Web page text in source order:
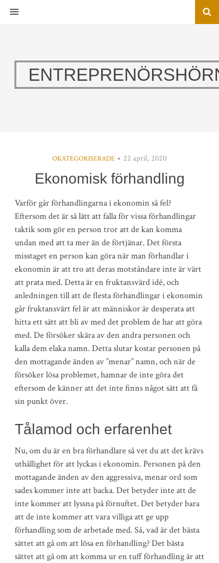
MENU
OKATEGORISERADE 22 april, 2020
Ekonomisk förhandling
Varför går förhandlingarna i ekonomin så fel?
Eftersom det är så lätt att falla för vissa förhandlingar
taktik som gör en person tror att de kan komma
undan med att ta mer än de förtjänar. Det första
misstaget en person kan göra när man förhandlar i
ekonomin är att tro att deras motståndare inte är värt
att prata med. Detta är en fruktansvärd idé, och
anledningen till att de flesta förhandlingar i ekonomin
går fruktansvärt fel är att människor är desperata att
hitta ett sätt att bli av med det problem de har att göra
med. De försöker skära av den andra personen och
kalla dem elaka namn. Detta slutar kostar personen på
den mottagande änden av ”menar” namn, och när de
försöker lösa problemet, hamnar de inte göra det
eftersom de känner att det inte finns något sätt att få
sin punkt över.
Tålamod och erfarenhet
Nu, om du är en bra förhandlare så vet du att det krävs
uthållighet för att lyckas i ekonomin. Personen på den
mottagande änden av den aggressiva, menar ord som
sades kommer inte att backa. Det betyder inte att de
inte kommer att lyssna på förnuftet. Det betyder bara
att de inte kommer att vara villiga att ge upp
förhandling som de arbetade med. Så, vad är det bästa
sättet att gå om att lösa en förhandling? Det bästa
sättet att gå om att komma ur en tuff förhandling är att